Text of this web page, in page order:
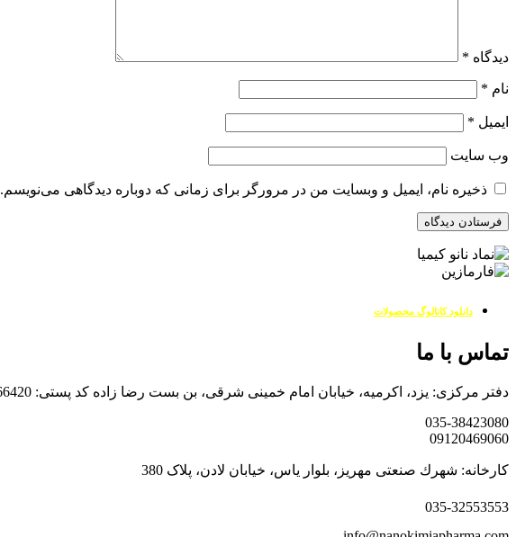
دیدگاه *
نام *
ایمیل *
وب‌ سایت
ذخیره نام، ایمیل و وبسایت من در مرورگر برای زمانی که دوباره دیدگاهی می‌نویسم.
دانلود کاتالوگ محصولات
تماس با ما
دفتر مرکزی: یزد، اکرمیه، خیابان امام خمینی شرقی، بن بست رضا زاده کد پستی: 8915466420
035-38423080
09120469060
کارخانه: شهرك صنعتی مهریز، بلوار یاس، خیابان لادن، پلاک 380
035-32553553